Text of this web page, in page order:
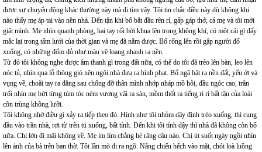
được sự chuyển động khác thường này mà đi tìm vậy. Tôi tin chắc điều này dù không khi
nào thấy mẹ áp tai vào nền nhà. Đến tận khi bố bắt đầu rên rỉ, gấp gáp thở, cả mẹ và tôi mới
giật mình. Mẹ nhìn quanh phòng, hai tay rối bời khua lên trong không khí, có một cái gì đấy
mắc lại trong tấm lưới của thời gian và mẹ đã nắm được. Bố rống lên rồi gập người đổ
xuống, có những đốm đỏ như màu vẽ loang nhanh ra nền.
Từ đó tôi không nghe được âm thanh gì trong đất nữa, có thể do tôi đã trèo lên bàn, leo lên
nóc tủ, nhìn qua lỗ thông gió nên ngôi nhà đưa ra hình phạt. Bố ngã bật ra nền đất, yếu ớt và
vụng về, choãi tay ra đằng sau chống đỡ thân mình nhớp nháp mồ hôi, đầu ngóc cao, trân
trối nhìn mẹ bứt từng túm tóc ném vương vãi ra sàn, mồm thốt ra tiếng ri ri bất tận của loài
côn trùng không lưỡi.
Tôi không nhớ điều gì xảy ra tiếp theo đó. Hình như tôi nhỏm dậy định trèo xuống, thì cụng
đầu vào trần nhà, rơi từ trên tủ xuống, bất tỉnh. Đến khi tôi tỉnh dậy thì nhà đã không còn bố
nữa. Chị lớn đi mãi không về. Mẹ im lìm chẳng hé răng câu nào. Chị út suốt ngày ngồi nhìn
lên ảnh của bà trên ban thờ. Tôi lần mò đi ra ngõ. Nắng chiếu hếch vào mặt, chói loà luồng